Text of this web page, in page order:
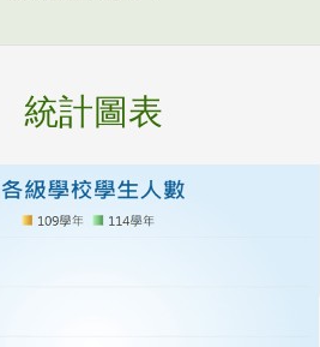
統計圖表